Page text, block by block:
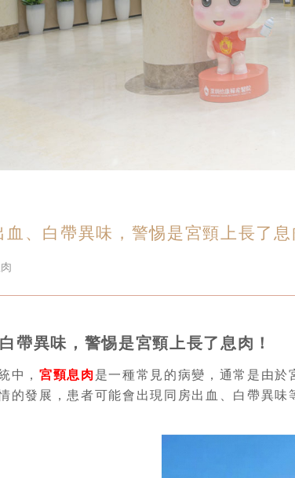
血、白帶異味，警惕是宮頸上長了息
帶異味，警惕是宮頸上長了息肉！
中，宮頸息肉 是一種常見的病變，通常是由
的發展，患者可能會出現同房出血、白帶異